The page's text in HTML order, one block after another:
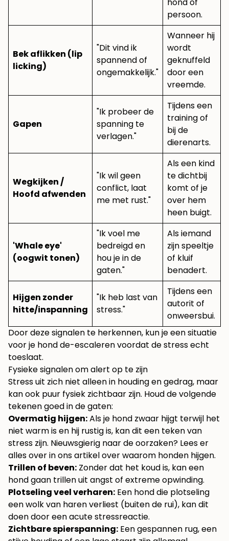
hond of
persoon.
Bek aflikken (lip
licking)
"Dit vind ik
spannend of
ongemakkelijk."
Wanneer hij
wordt
geknuffeld
door een
vreemde.
Gapen
"Ik probeer de
spanning te
verlagen."
Tijdens een
training of
bij de
dierenarts.
Wegkijken /
Hoofd afwenden
"Ik wil geen
conflict, laat
me met rust."
Als een kind
te dichtbij
komt of je
over hem
heen buigt.
'Whale eye'
(oogwit tonen)
"Ik voel me
bedreigd en
hou je in de
gaten."
Als iemand
zijn speeltje
of kluif
benadert.
Hijgen zonder
hitte/inspanning
"Ik heb last van
stress."
Tijdens een
autorit of
onweersbui.
Door deze signalen te herkennen, kun je een situatie
voor je hond de-escaleren voordat de stress echt
toeslaat.
Fysieke signalen om alert op te zijn
Stress uit zich niet alleen in houding en gedrag, maar
kan ook puur fysiek zichtbaar zijn. Houd de volgende
tekenen goed in de gaten:
Overmatig hijgen:Als je hond zwaar hijgt terwijl het
niet warm is en hij rustig is, kan dit een teken van
stress zijn. Nieuwsgierig naar de oorzaken? Lees er
alles over in ons artikel overwaarom honden hijgen.
Trillen of beven: Zonder dat het koud is, kan een
hond gaan trillen uit angst of extreme opwinding.
Plotseling veel verharen: Een hond die plotseling
een wolk van haren verliest (buiten de rui), kan dit
doen door een acute stressreactie.
Zichtbare spierspanning: Een gespannen rug, een